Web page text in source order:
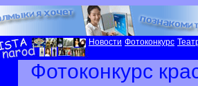
Новости Фотоконкурс
Фотоконкурс